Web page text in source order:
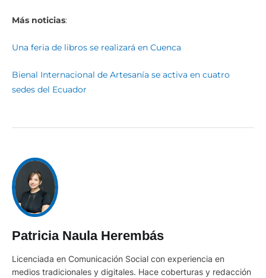
Más noticias:
Una feria de libros se realizará en Cuenca
Bienal Internacional de Artesanía se activa en cuatro
sedes del Ecuador
Patricia Naula Herembás
Licenciada en Comunicación Social con experiencia en
medios tradicionales y digitales. Hace coberturas y redacción